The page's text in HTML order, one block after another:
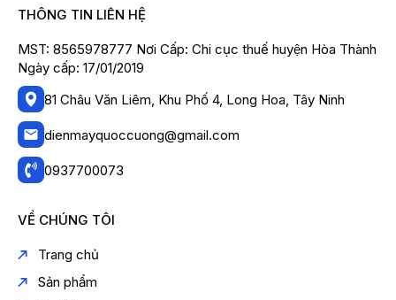
THÔNG TIN LIÊN HỆ
MST: 8565978777 Nơi Cấp: Chi cục thuế huyện Hòa Thành
Ngày cấp: 17/01/2019
81 Châu Văn Liêm, Khu Phố 4, Long Hoa, Tây Ninh
dienmayquoccuong@gmail.com
0937700073
VỀ CHÚNG TÔI
Trang chủ
Sản phẩm